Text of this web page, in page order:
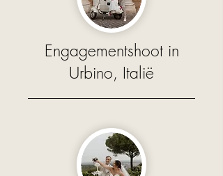
Engagementshoot in
Urbino, Italië